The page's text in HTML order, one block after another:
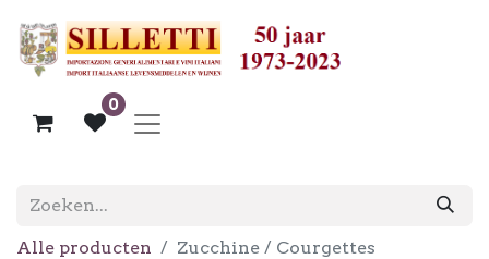
0
Alle producten Zucchine / Courgettes